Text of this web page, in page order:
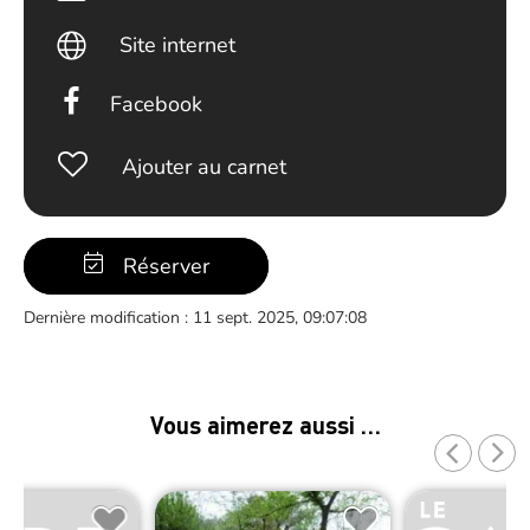
Site internet
Facebook
Ajouter au carnet
Réserver
Dernière modification : 11 sept. 2025, 09:07:08
Vous aimerez aussi …